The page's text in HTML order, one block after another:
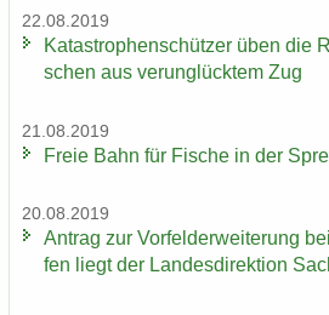
22.08.2019
Ka­ta­stro­phen­schüt­zer üben die
schen aus ver­un­glück­tem Zug
21.08.2019
Freie Bahn für Fi­sche in der
20.08.2019
An­trag zur Vor­fel­d­er­wei­te­rung
fen liegt der Lan­des­di­rek­ti­on